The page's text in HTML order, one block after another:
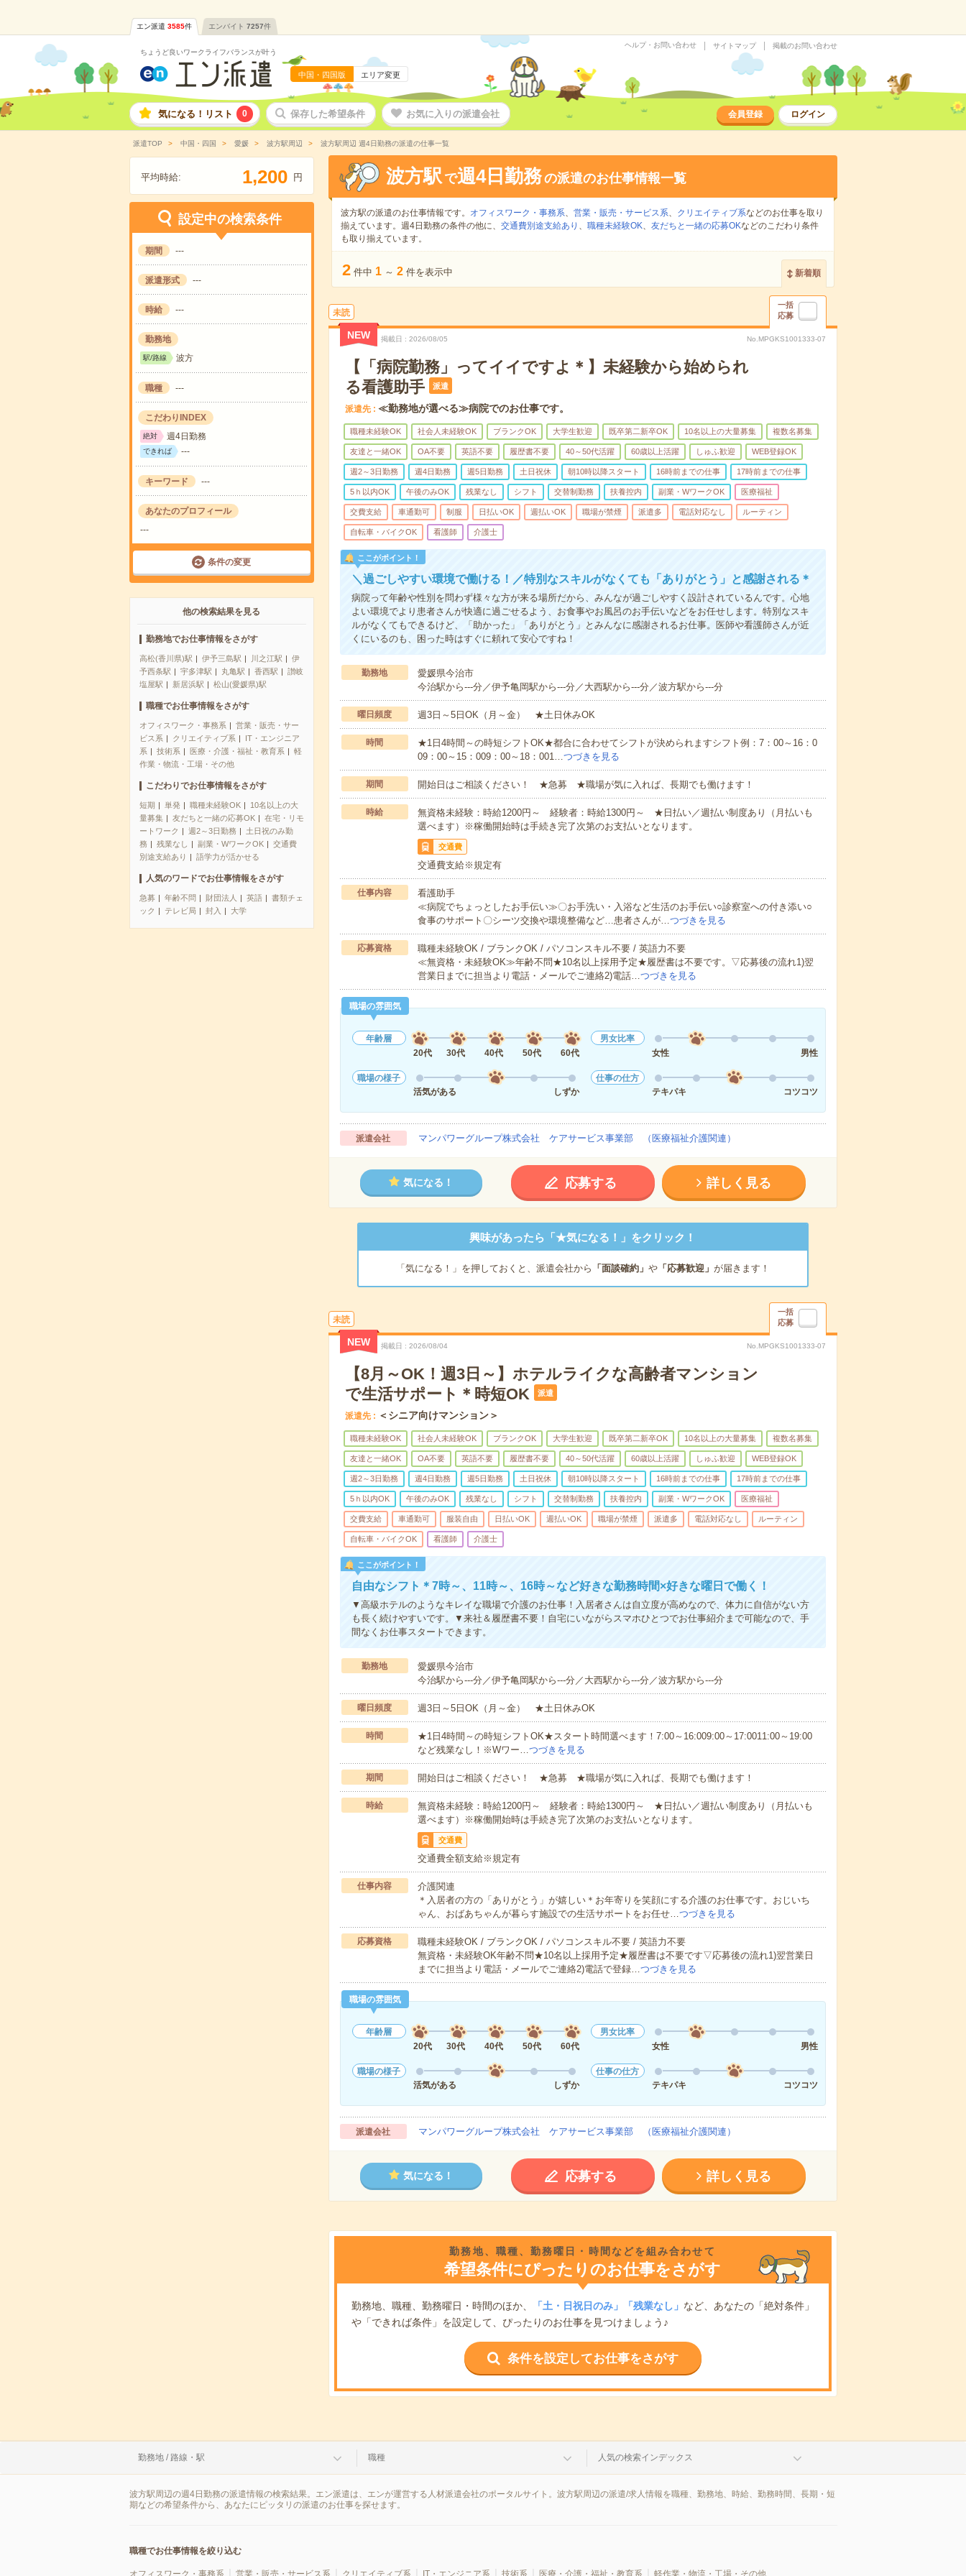
エン派遣 3585件 エンバイト 7257件
ちょうど良いワークライフバランスが叶う
中国・四国版 エリア変更
ヘルプ・お問い合わせ サイトマップ 掲載のお問い合わせ
気になる！リスト 0 保存した希望条件 お気に入りの派遣会社 会員登録 ログイン
派遣TOP 中国・四国 愛媛 波方駅周辺 波方駅周辺 週4日勤務の派遣の仕事一覧
平均時給: 1,200 円
設定中の検索条件
期間 ---
派遣形式 ---
時給 ---
勤務地
駅/路線 波方
職種 ---
こだわりINDEX
絶対 週4日勤務
できれば ---
キーワード ---
あなたのプロフィール
---
条件の変更
他の検索結果を見る
勤務地でお仕事情報をさがす
高松(香川県)駅 伊予三島駅 川之江駅
伊
予西条駅
宇多津駅 丸亀駅 香西駅
讃岐
塩屋駅
新居浜駅 松山(愛媛県)駅
職種でお仕事情報をさがす
オフィスワーク・事務系
営業・販売・サー
ビス系
クリエイティブ系
IT・エンジニア
系
技術系 医療・介護・福祉・教育系
軽
作業・物流・工場・その他
こだわりでお仕事情報をさがす
短期 単発 職種未経験OK
10名以上の大
量募集
友だちと一緒の応募OK
在宅・リモ
ートワーク
週2～3日勤務
土日祝のみ勤
務
残業なし 副業・WワークOK
交通費
別途支給あり
語学力が活かせる
人気のワードでお仕事情報をさがす
急募 年齢不問 財団法人 英語
書類チェ
ック
テレビ局 封入 大学
波方駅 で週4日勤務の派遣のお仕事情報一覧
波方駅の派遣のお仕事情報です。 オフィスワーク・事務系、 営業・販売・サービス系、 クリエイティブ系などのお仕事を取り
揃えています。週4日勤務の条件の他に、 交通費別途支給あり 、 職種未経験OK、 友だちと一緒の応募OKなどのこだわり条件
も取り揃えています。
2 件中 1 ～ 2 件を表示中 新着順
未読
一括
応募
NEW 掲載日 2026/08/05 No.MPGKS1001333-07
【「病院勤務」ってイイですよ＊】未経験から始められ
る看護助手
派遣
派遣先 ≪勤務地が選べる≫病院でのお仕事です。
職種未経験OK 社会人未経験OK ブランクOK 大学生歓迎 既卒第二新卒OK 10名以上の大量募集 複数名募集
友達と一緒OK OA不要 英語不要 履歴書不要 40～50代活躍 60歳以上活躍 しゅふ歓迎 WEB登録OK
週2～3日勤務 週4日勤務 週5日勤務 土日祝休 朝10時以降スタート 16時前までの仕事 17時前までの仕事
5ｈ以内OK 午後のみOK 残業なし シフト 交替制勤務 扶養控内 副業・WワークOK 医療福祉
交費支給 車通勤可 制服 日払いOK 週払いOK 職場が禁煙 派遣多 電話対応なし ルーティン
自転車・バイクOK 看護師 介護士
ここがポイント！
＼過ごしやすい環境で働ける！／特別なスキルがなくても「ありがとう」と感謝される＊
病院って年齢や性別を問わず様々な方が来る場所だから、みんなが過ごしやすく設計されているんです。心地
よい環境でより患者さんが快適に過ごせるよう、お食事やお風呂のお手伝いなどをお任せします。特別なスキ
ルがなくてもできるけど、「助かった」「ありがとう」とみんなに感謝されるお仕事。医師や看護師さんが近
くにいるのも、困った時はすぐに頼れて安心ですね！
勤務地
愛媛県今治市
今治駅から---分／伊予亀岡駅から---分／大西駅から---分／波方駅から---分
曜日頻度 週3日～5日OK（月～金） ★土日休みOK
時間
★1日4時間～の時短シフトOK★都合に合わせてシフトが決められますシフト例：7：00～16：0
09：00～15：009：00～18：001…つづきを見る
期間 開始日はご相談ください！ ★急募 ★職場が気に入れば、長期でも働けます！
時給
無資格未経験：時給1200円～ 経験者：時給1300円～ ★日払い／週払い制度あり（月払いも
選べます）※稼働開始時は手続き完了次第のお支払いとなります。
交通費
交通費支給※規定有
仕事内容
看護助手
≪病院でちょっとしたお手伝い≫〇お手洗い・入浴など生活のお手伝い○診察室への付き添い○
食事のサポート〇シーツ交換や環境整備など…患者さんが…つづきを見る
応募資格
職種未経験OK / ブランクOK / パソコンスキル不要 / 英語力不要
≪無資格・未経験OK≫年齢不問★10名以上採用予定★履歴書は不要です。▽応募後の流れ1)翌
営業日までに担当より電話・メールでご連絡2)電話…つづきを見る
職場の雰囲気
年齢層
20代
30代 40代 50代 60代
男女比率
女性
男性
職場の様子
活気がある
しずか
仕事の仕方
テキパキ
コツコツ
派遣会社 マンパワーグループ株式会社 ケアサービス事業部 （医療福祉介護関連）
気になる！ 応募する 詳しく見る
興味があったら「★気になる！」をクリック！
「気になる！」を押しておくと、派遣会社から 「面談確約」 や「応募歓迎」 が届きます！
未読
一括
応募
NEW 掲載日 2026/08/04 No.MPGKS1001333-07
【8月～OK！週3日～】ホテルライクな高齢者マンション
で生活サポート＊時短OK
派遣
派遣先 ＜シニア向けマンション＞
職種未経験OK 社会人未経験OK ブランクOK 大学生歓迎 既卒第二新卒OK 10名以上の大量募集 複数名募集
友達と一緒OK OA不要 英語不要 履歴書不要 40～50代活躍 60歳以上活躍 しゅふ歓迎 WEB登録OK
週2～3日勤務 週4日勤務 週5日勤務 土日祝休 朝10時以降スタート 16時前までの仕事 17時前までの仕事
5ｈ以内OK 午後のみOK 残業なし シフト 交替制勤務 扶養控内 副業・WワークOK 医療福祉
交費支給 車通勤可 服装自由 日払いOK 週払いOK 職場が禁煙 派遣多 電話対応なし ルーティン
自転車・バイクOK 看護師 介護士
ここがポイント！
自由なシフト＊7時～、11時～、16時～など好きな勤務時間×好きな曜日で働く！
▼高級ホテルのようなキレイな職場で介護のお仕事！入居者さんは自立度が高めなので、体力に自信がない方
も長く続けやすいです。▼来社＆履歴書不要！自宅にいながらスマホひとつでお仕事紹介まで可能なので、手
間なくお仕事スタートできます。
勤務地
愛媛県今治市
今治駅から---分／伊予亀岡駅から---分／大西駅から---分／波方駅から---分
曜日頻度 週3日～5日OK（月～金） ★土日休みOK
時間
★1日4時間～の時短シフトOK★スタート時間選べます！7:00～16:009:00～17:0011:00～19:00
など残業なし！※Wワー…つづきを見る
期間 開始日はご相談ください！ ★急募 ★職場が気に入れば、長期でも働けます！
時給
無資格未経験：時給1200円～ 経験者：時給1300円～ ★日払い／週払い制度あり（月払いも
選べます）※稼働開始時は手続き完了次第のお支払いとなります。
交通費
交通費全額支給※規定有
仕事内容
介護関連
＊入居者の方の「ありがとう」が嬉しい＊お年寄りを笑顔にする介護のお仕事です。おじいち
ゃん、おばあちゃんが暮らす施設での生活サポートをお任せ…つづきを見る
応募資格
職種未経験OK / ブランクOK / パソコンスキル不要 / 英語力不要
無資格・未経験OK年齢不問★10名以上採用予定★履歴書は不要です▽応募後の流れ1)翌営業日
までに担当より電話・メールでご連絡2)電話で登録…つづきを見る
職場の雰囲気
年齢層
20代
30代 40代 50代 60代
男女比率
女性
男性
職場の様子
活気がある
しずか
仕事の仕方
テキパキ
コツコツ
派遣会社 マンパワーグループ株式会社 ケアサービス事業部 （医療福祉介護関連）
気になる！ 応募する 詳しく見る
勤務地、職種、勤務曜日・時間などを組み合わせて
希望条件にぴったりのお仕事をさがす
勤務地、職種、勤務曜日・時間のほか、 「土・日祝日のみ」「残業なし」 など、あなたの「絶対条件」
や「できれば条件」を設定して、ぴったりのお仕事を見つけましょう♪
条件を設定してお仕事をさがす
勤務地 / 路線・駅 職種 人気の検索インデックス
波方駅周辺の週4日勤務の派遣情報の検索結果。エン派遣は、エンが運営する人材派遣会社のポータルサイト。波方駅周辺の派遣/求人情報を職種、勤務地、時給、勤務時間、長期・短
期などの希望条件から、あなたにピッタリの派遣のお仕事を探せます。
職種でお仕事情報を絞り込む
オフィスワーク・事務系 営業・販売・サービス系 クリエイティブ系 IT・エンジニア系 技術系 医療・介護・福祉・教育系 軽作業・物流・工場・その他